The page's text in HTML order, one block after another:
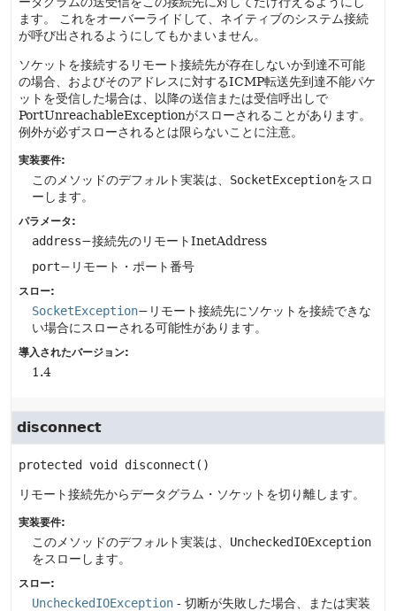
ます。
これをオーバーライドして、ネイティブのシステム接続
が呼び出されるようにしてもかまいません。
ソケットを接続するリモート接続先が存在しないか到達不可能
の場合、およびそのアドレスに対するICMP転送先到達不能パケ
ットを受信した場合は、以降の送信または受信呼出しで
PortUnreachableExceptionがスローされることがあります。
例外が必ずスローされるとは限らないことに注意。
実装要件:
このメソッドのデフォルト実装は、 SocketExceptionをスロ
ーします。
パラメータ:
address−接続先のリモートInetAddress
port−リモート・ポート番号
スロー:
SocketException−リモート接続先にソケットを接続できな
い場合にスローされる可能性があります。
導入されたバージョン:
1.4
disconnect
protected void disconnect ()
リモート接続先からデータグラム・ソケットを切り離します。
実装要件:
このメソッドのデフォルト実装は、 UncheckedIOException
をスローします。
スロー:
UncheckedIOException - 切断が失敗した場合、または実装